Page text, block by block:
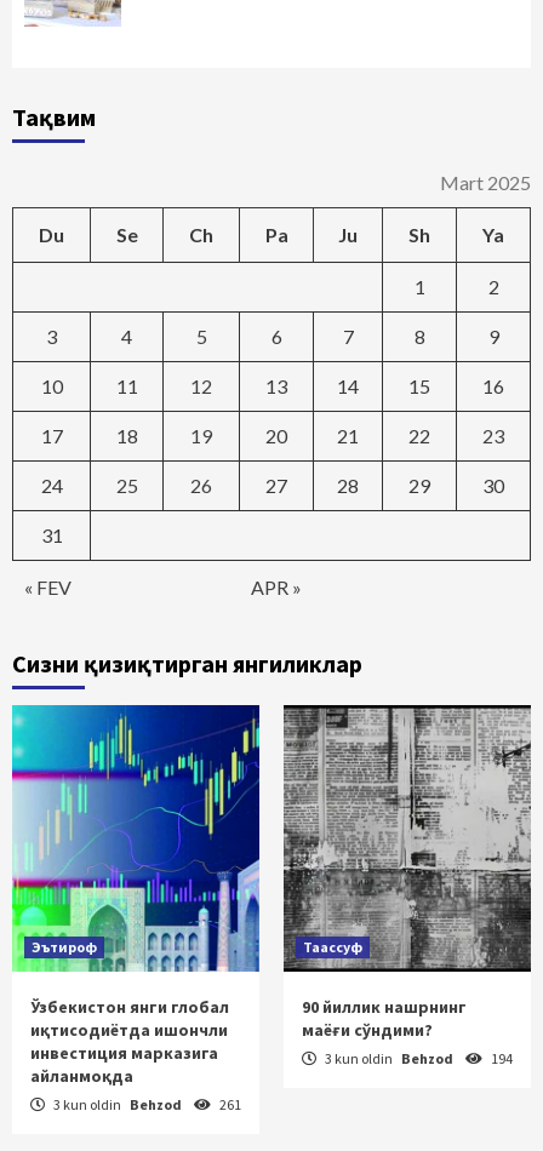
Тақвим
Mart 2025
Du Se Ch Pa Ju Sh Ya
« FEV APR »
1 2
3 4 5 6 7 8 9
10 11 12 13 14 15 16
17 18 19 20 21 22 23
24 25 26 27 28 29 30
31
Сизни қизиқтирган янгиликлар
Эътироф
Ўзбекистон янги глобал
иқтисодиётда ишончли
инвестиция марказига
айланмоқда
3 kun oldin Behzod 261
Таассуф
90 йиллик нашрнинг
маёғи сўндими?
3 kun oldin Behzod 194